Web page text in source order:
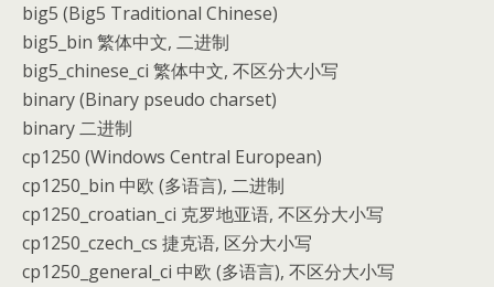
big5 (Big5 Traditional Chinese)
big5_bin 繁体中文, 二进制
big5_chinese_ci 繁体中文, 不区分大小写
binary (Binary pseudo charset)
binary 二进制
cp1250 (Windows Central European)
cp1250_bin 中欧 (多语言), 二进制
cp1250_croatian_ci 克罗地亚语, 不区分大小写
cp1250_czech_cs 捷克语, 区分大小写
cp1250_general_ci 中欧 (多语言), 不区分大小写